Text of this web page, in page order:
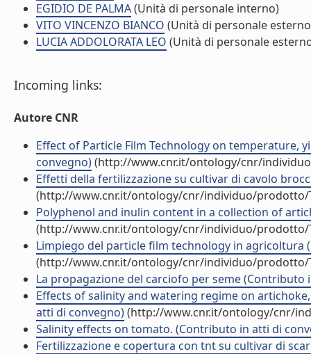
EGIDIO DE PALMA(Unità di personale interno)
VITO VINCENZO BIANCO (Unità di personale
LUCIA ADDOLORATA LEO (Unità di personale
Incoming links:
Autore CNR
Effect of Particle Film Technology on
convegno)(http://www.cnr.it/ontology/cnr/
Effetti della fertilizzazione su cultivar di cavolo
(http://www.cnr.it/ontology/cnr/individuo/prodotto/
Polyphenol and inulin content in a collection of
(http://www.cnr.it/ontology/cnr/individuo/prodotto/
Limpiego del particle film technology in
(http://www.cnr.it/ontology/cnr/individuo/prodotto/
La propagazione del carciofo per seme (Contributo
Effects of salinity and watering regime on
atti di convegno)(http://www.cnr.it/ontology/cnr/
Salinity effects on tomato. (Contributo in atti di
Fertilizzazione e copertura con tnt su cultivar di